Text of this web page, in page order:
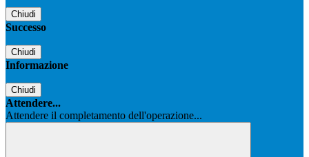
Chiudi
Successo
Chiudi
Informazione
Chiudi
Attendere...
Attendere il completamento dell'operazione...